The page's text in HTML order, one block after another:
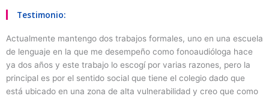
Testimonio:
Actualmente mantengo dos trabajos formales, uno en una escuela
de lenguaje en la que me desempeño como fonoaudióloga hace
ya dos años y este trabajo lo escogí por varias razones, pero la
principal es por el sentido social que tiene el colegio dado que
está ubicado en una zona de alta vulnerabilidad y creo que como